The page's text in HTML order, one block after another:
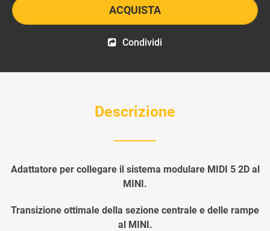
ACQUISTA
Condividi
Descrizione
Adattatore per collegare il sistema modulare MIDI 5 2D al
MINI.
Transizione ottimale della sezione centrale e delle rampe
al MINI.